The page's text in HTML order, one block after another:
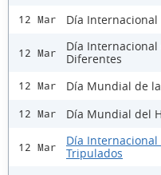
12 Mar Día
12 Mar
Día Internacional
Diferentes
12 Mar Día Mundial de
12 Mar Día Mundial del
12 Mar
Día Internacional
Tripulados